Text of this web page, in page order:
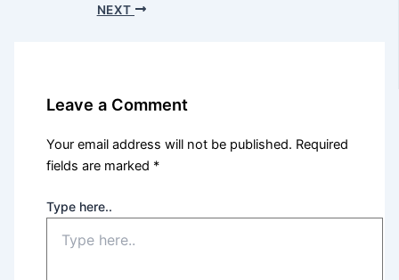
NEXT
Leave a Comment
Your email address will not be published. Required
fields are marked *
Type here..